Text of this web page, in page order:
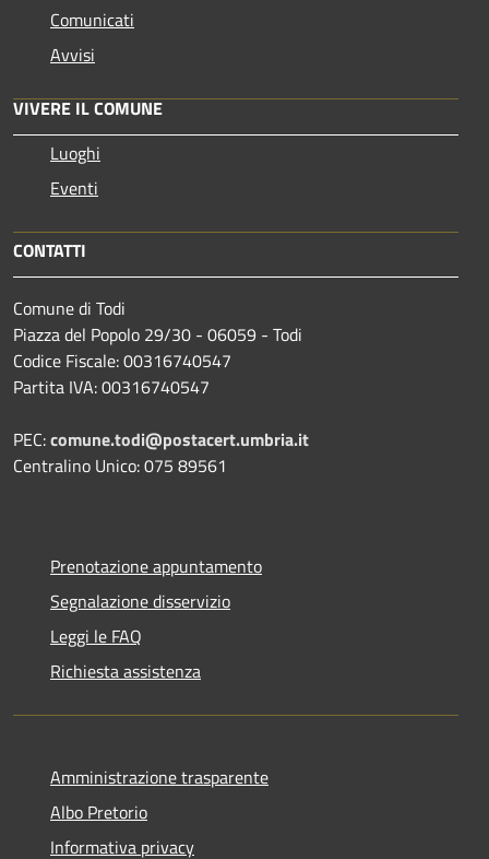
Comunicati
Avvisi
VIVERE IL COMUNE
Luoghi
Eventi
CONTATTI
Comune di Todi
Piazza del Popolo 29/30 - 06059 - Todi
Codice Fiscale: 00316740547
Partita IVA: 00316740547
PEC:comune.todi@postacert.umbria.it
Centralino Unico: 075 89561
Prenotazione appuntamento
Segnalazione disservizio
Leggi le FAQ
Richiesta assistenza
Amministrazione trasparente
Albo Pretorio
Informativa privacy